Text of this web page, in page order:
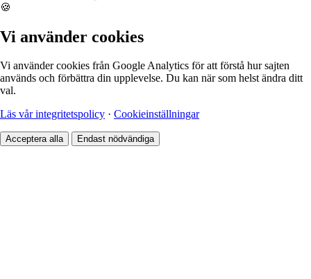
🍪
Vi använder cookies
Vi använder cookies från Google Analytics för att förstå hur sajten
används och förbättra din upplevelse. Du kan när som helst ändra ditt
val.
Läs vår integritetspolicy · Cookieinställningar
Acceptera alla Endast nödvändiga